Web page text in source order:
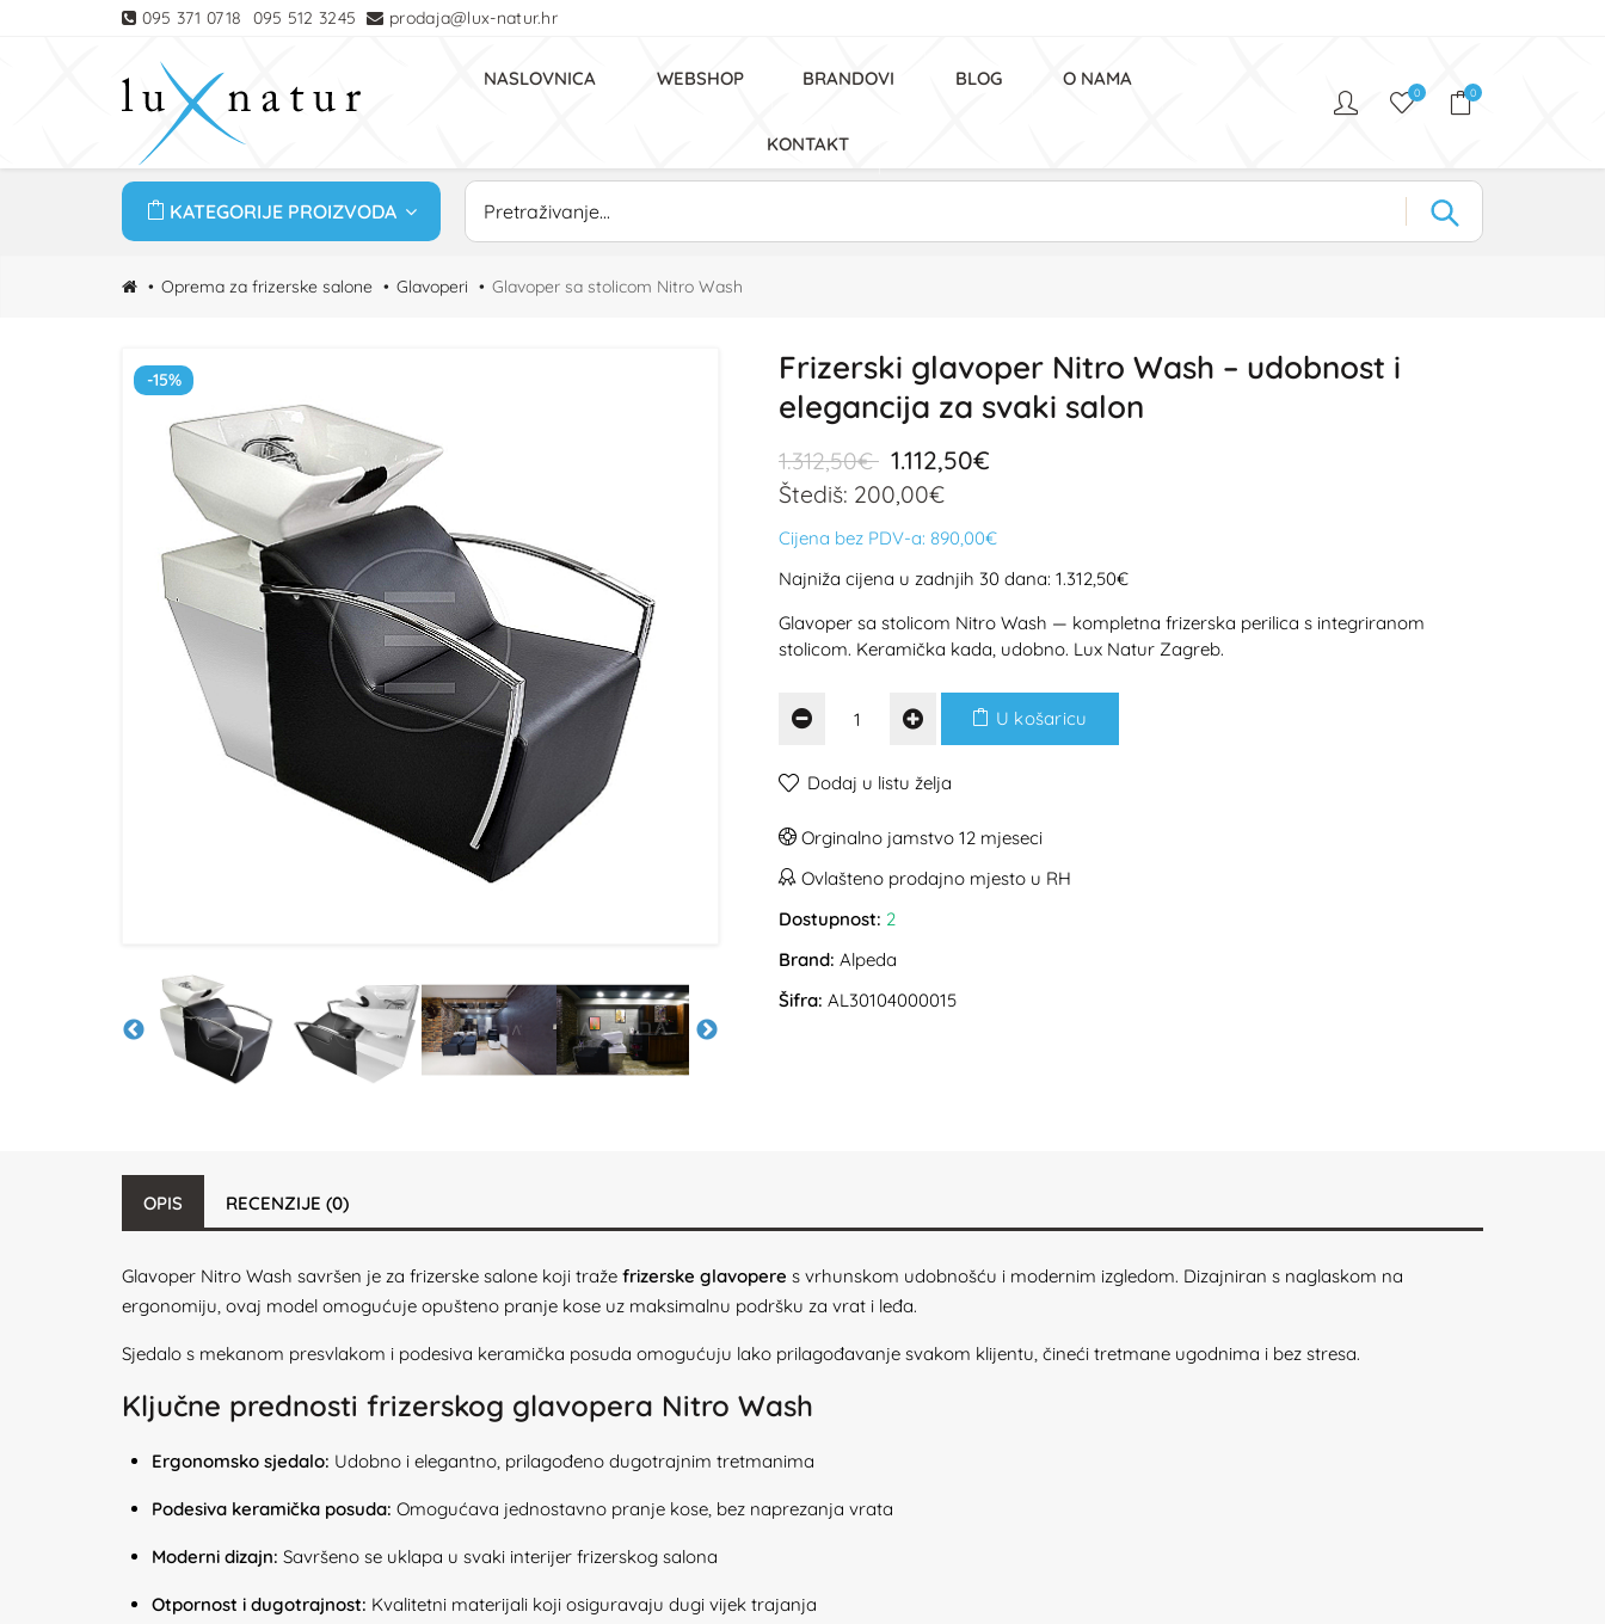
095 371 0718 095 512 3245 prodaja@lux-natur.hr
NASLOVNICA WEBSHOP BRANDOVI BLOG O NAMA
KONTAKT
0 0
KATEGORIJE PROIZVODA
Oprema za frizerske salone Glavoperi Glavoper sa stolicom Nitro Wash
-15%
Frizerski glavoper Nitro Wash – udobnost i
elegancija za svaki salon
1.312,50€ 1.112,50€
Štediš: 200,00€
Cijena bez PDV-a: 890,00€
Najniža cijena u zadnjih 30 dana: 1.312,50€
Glavoper sa stolicom Nitro Wash — kompletna frizerska perilica s integriranom
stolicom. Keramička kada, udobno. Lux Natur Zagreb.
U košaricu
Dodaj u listu želja
Orginalno jamstvo 12 mjeseci
Ovlašteno prodajno mjesto u RH
Dostupnost: 2
Brand: Alpeda
Šifra: AL30104000015
OPIS RECENZIJE (0)
Glavoper Nitro Wash savršen je za frizerske salone koji traže frizerske glavopere s vrhunskom udobnošću i modernim izgledom. Dizajniran s naglaskom na
ergonomiju, ovaj model omogućuje opušteno pranje kose uz maksimalnu podršku za vrat i leđa.
Sjedalo s mekanom presvlakom i podesiva keramička posuda omogućuju lako prilagođavanje svakom klijentu, čineći tretmane ugodnima i bez stresa.
Ključne prednosti frizerskog glavopera Nitro Wash
Ergonomsko sjedalo: Udobno i elegantno, prilagođeno dugotrajnim tretmanima
Podesiva keramička posuda: Omogućava jednostavno pranje kose, bez naprezanja vrata
Moderni dizajn: Savršeno se uklapa u svaki interijer frizerskog salona
Otpornost i dugotrajnost: Kvalitetni materijali koji osiguravaju dugi vijek trajanja